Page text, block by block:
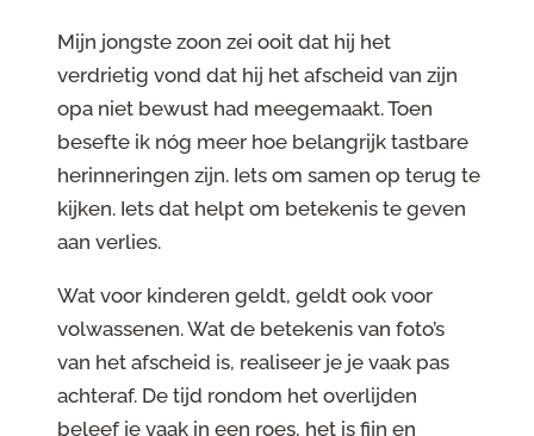
Mijn jongste zoon zei ooit dat hij het
verdrietig vond dat hij het afscheid van zijn
opa niet bewust had meegemaakt. Toen
besefte ik nóg meer hoe belangrijk tastbare
herinneringen zijn. Iets om samen op terug te
kijken. Iets dat helpt om betekenis te geven
aan verlies.
Wat voor kinderen geldt, geldt ook voor
volwassenen. Wat de betekenis van foto’s
van het afscheid is, realiseer je je vaak pas
achteraf. De tijd rondom het overlijden
beleef je vaak in een roes, het is fijn en